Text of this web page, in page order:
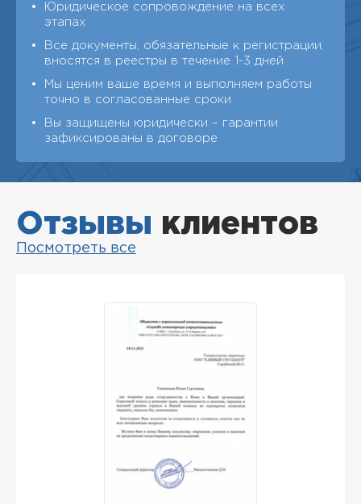
Юридическое сопровождение на всех
этапах
Все документы, обязательные к регистрации,
вносятся в реестры в течение 1-3 дней
Мы ценим ваше время и выполняем работы
точно в согласованные сроки
Вы защищены юридически – гарантии
зафиксированы в договоре
Отзывы клиентов
Посмотреть все